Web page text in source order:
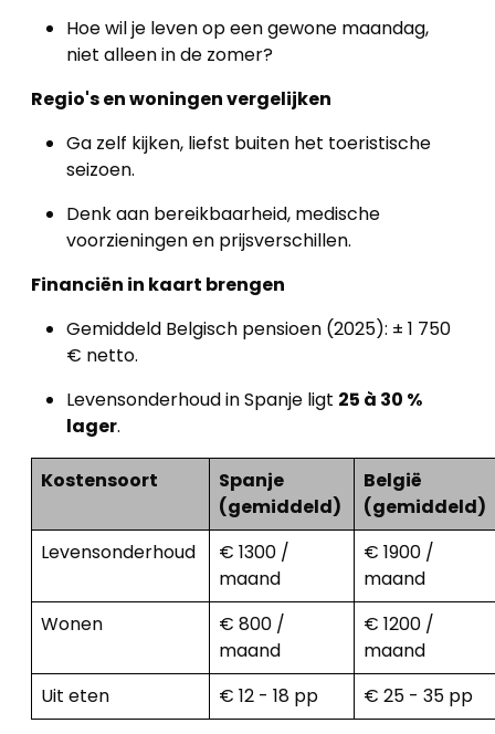
Hoe wil je leven op een gewone maandag,
niet alleen in de zomer?
Regio's en woningen vergelijken
Ga zelf kijken, liefst buiten het toeristische
seizoen.
Denk aan bereikbaarheid, medische
voorzieningen en prijsverschillen.
Financiën in kaart brengen
Gemiddeld Belgisch pensioen (2025): ± 1 750
€ netto.
Levensonderhoud in Spanje ligt 25 à 30 %
lager.
Kostensoort
Spanje
(gemiddeld)
België
(gemiddeld)
Levensonderhoud
€ 1300 /
maand
€ 1900 /
maand
Wonen
€ 800 /
maand
€ 1200 /
maand
Uit eten
€ 12 - 18 pp € 25 - 35 pp